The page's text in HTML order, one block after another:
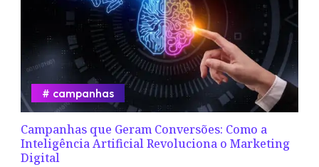
Campanhas que Geram Conversões: Como a
Inteligência Artificial Revoluciona o Marketing
Digital
campanhas